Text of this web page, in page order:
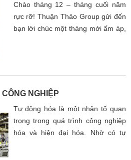
Chào tháng 12 – tháng cuối năm
rực rỡ! Thuận Thảo Group gửi đến
bạn lời chúc một tháng mới ấm áp,
hướng chuyển động chính hãng
TBI MOTION Đài Loan: thanh trượt
vuông, con trượt vuông, vitme bi…
Sẵn kho 4m, cắt theo yêu cầu,
CO/CQ đầy đủ, giao nhanh toàn
quốc.
NGHIỆP
Tự động hóa là một nhân tố quan
trọng trong quá trình công nghiệp
hóa và hiện đại hóa. Nhờ có tự